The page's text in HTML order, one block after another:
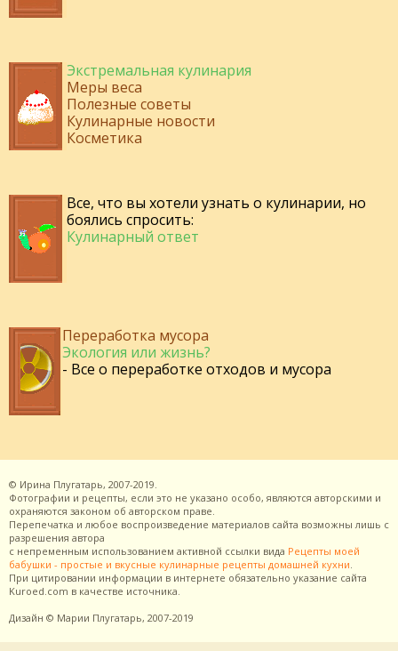
Экстремальная кулинария
Меры веса
Полезные советы
Кулинарные новости
Косметика
Все, что вы хотели узнать о кулинарии, но
боялись спросить:
Кулинарный ответ
Переработка мусора
Экология или жизнь?
- Все о переработке отходов и мусора
© Ирина Плугатарь, 2007-2019.
Фотографии и рецепты, если это не указано особо, являются авторскими и
охраняются законом об авторском праве.
Перепечатка и любое воспроизведение материалов сайта возможны лишь с
разрешения автора
с непременным использованием активной ссылки вида Рецепты моей
бабушки - простые и вкусные кулинарные рецепты домашней кухни.
При цитировании информации в интернете обязательно указание сайта
Kuroed.com в качестве источника.
Дизайн © Марии Плугатарь, 2007-2019